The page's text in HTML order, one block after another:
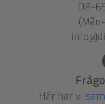
08-
Här har vi